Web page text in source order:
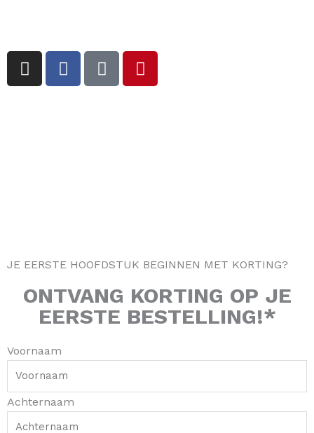
I
n
F
a
T
i
P
i
JE EERSTE HOOFDSTUK BEGINNEN MET KORTING?
ONTVANG KORTING OP JE
EERSTE BESTELLING!*
Voornaam
Achternaam